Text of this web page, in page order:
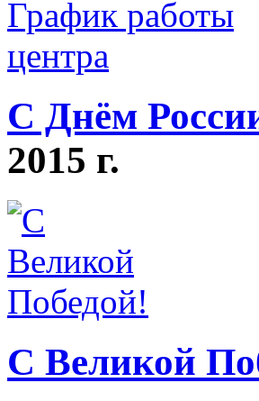
С Днём
2015 г.
C Великой